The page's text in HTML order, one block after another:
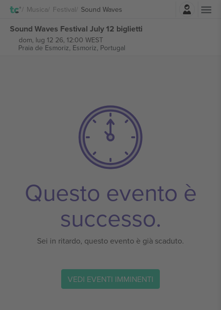
Musica Festival Sound Waves
Sound Waves Festival July 12 biglietti
dom, lug 12 26, 12:00 WEST
Praia de Esmoriz, Esmoriz, Portugal
Questo evento è
successo.
Sei in ritardo, questo evento è già scaduto.
VEDI EVENTI IMMINENTI